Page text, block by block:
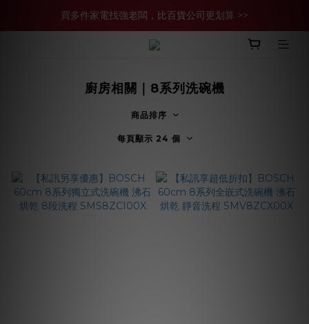
買多件家電找強老闆，比百貨公司更划算 >>
買多件家電找強老闆，比百貨公司更划算 >>
官網現金轉帳優惠 結帳輸【YHH02】再享2%優惠
廚房相關｜8系列洗碗機
商品排序
每頁顯示 24 個